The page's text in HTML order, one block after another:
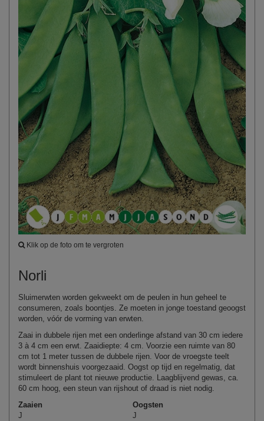
Klik op de foto om te vergroten
Norli
Sluimerwten worden gekweekt om de peulen in hun geheel te
consumeren, zoals boontjes. Ze moeten in jonge toestand geoogst
worden, vóór de vorming van erwten.
Zaai in dubbele rijen met een onderlinge afstand van 30 cm iedere
3 à 4 cm een erwt. Zaaidiepte: 4 cm. Voorzie een ruimte van 80
cm tot 1 meter tussen de dubbele rijen. Voor de vroegste teelt
wordt binnenshuis voorgezaaid. Oogst op tijd en regelmatig, dat
stimuleert de plant tot nieuwe productie. Laagblijvend gewas, ca.
60 cm hoog, een steun van rijshout of draad is niet nodig.
Zaaien
Oogsten
J
J